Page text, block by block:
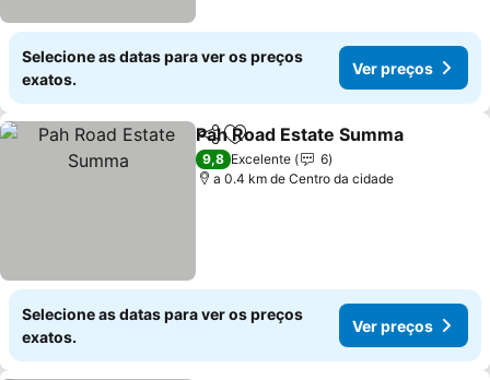
Selecione as datas para ver os preços
exatos.
Ver preços
PartilharAdicionar aos favoritos
Pah Road Estate Summa
9,8 Excelente
6
a 0.4 km de Centro da cidade
Selecione as datas para ver os preços
exatos.
Ver preços